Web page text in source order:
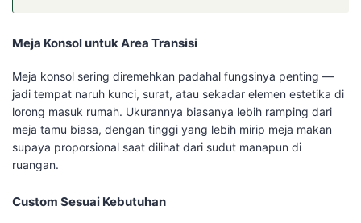
Meja Konsol untuk Area Transisi
Meja konsol sering diremehkan padahal fungsinya penting —
jadi tempat naruh kunci, surat, atau sekadar elemen estetika di
lorong masuk rumah. Ukurannya biasanya lebih ramping dari
meja tamu biasa, dengan tinggi yang lebih mirip meja makan
supaya proporsional saat dilihat dari sudut manapun di
ruangan.
Custom Sesuai Kebutuhan